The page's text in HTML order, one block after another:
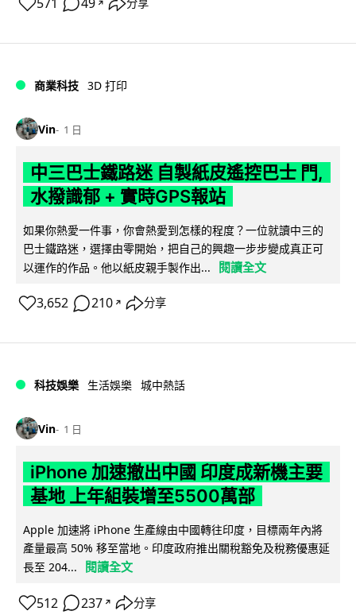
571 49 ↗ 分享
商業科技 3D 打印
Vin 1 日
中三巴士鐵路迷 自製紙皮遙控巴士 門,
水撥識郁 + 實時GPS報站
如果你熱愛一件事，你會熱愛到怎樣的程度？一位就讀中三的
巴士鐵路迷，選擇由零開始，把自己的興趣一步步變成真正可
以運作的作品。他以紙皮親手製作出...
閱讀全文
3,652 210 ↗ 分享
科技娛樂 生活娛樂 城中熱話
Vin 1 日
iPhone 加速撤出中國 印度成新機主要
基地 上年組裝增至5500萬部
Apple 加速將 iPhone 生產線由中國轉往印度，目標兩年內將
產量最高 50% 移至當地。印度政府推出關稅豁免及稅務優惠延
長至 204...
閱讀全文
512 237 ↗ 分享